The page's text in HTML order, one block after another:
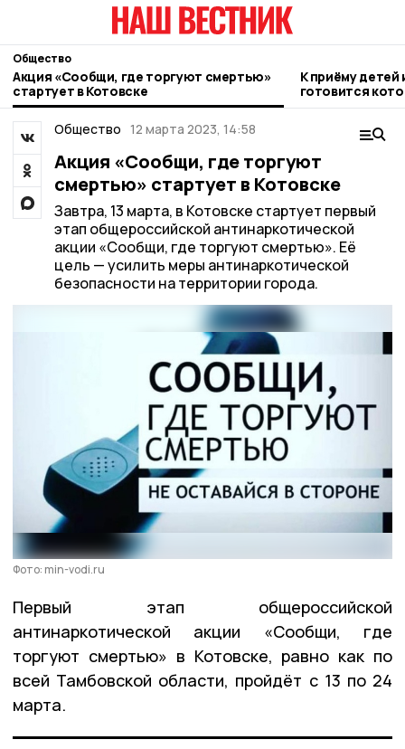
Общество
Акция «Сообщи, где торгуют смертью»
стартует в Котовске
К приёму детей
готовится
Общество 12 марта 2023, 14:58
Акция «Сообщи, где торгуют
смертью» стартует в Котовске
Завтра, 13 марта, в Котовске стартует первый
этап общероссийской антинаркотической
акции «Сообщи, где торгуют смертью». Её
цель — усилить меры антинаркотической
безопасности на территории города.
Фото: min-vodi.ru
Первый этап общероссийской
антинаркотической акции «Сообщи, где
торгуют смертью» в Котовске, равно как по
всей Тамбовской области, пройдёт с 13 по 24
марта.